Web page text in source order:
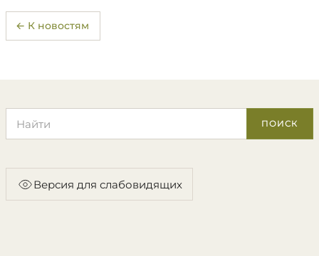
← К новостям
ПОИСК
Версия для слабовидящих